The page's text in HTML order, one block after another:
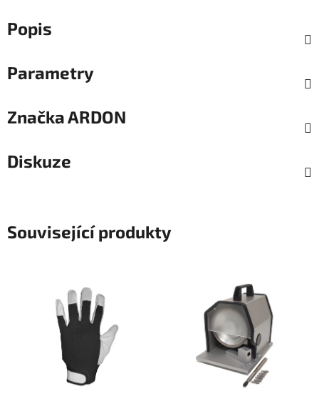
Popis
Parametry
ZnačkaARDON
Diskuze
Související produkty